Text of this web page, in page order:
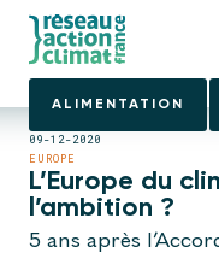
ALIMENTATION
09-12-2020
EUROPE
L’Europe du
l’ambition ?
5 ans après